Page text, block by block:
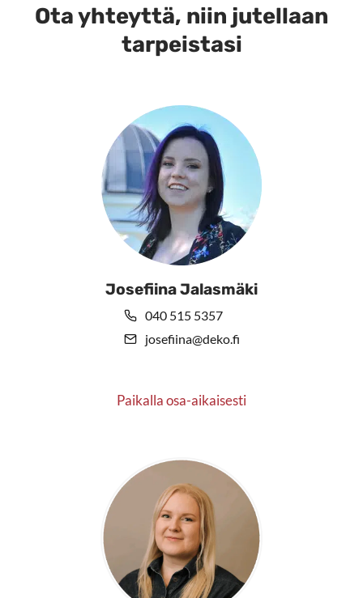
Ota yhteyttä, niin jutellaan
tarpeistasi
Josefiina Jalasmäki
040 515 5357
josefiina@deko.fi
Paikalla osa-aikaisesti